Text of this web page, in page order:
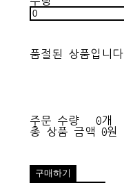
품절된 상품입니다.
주문 수량
0개
총 상품 금액
0원
구매하기